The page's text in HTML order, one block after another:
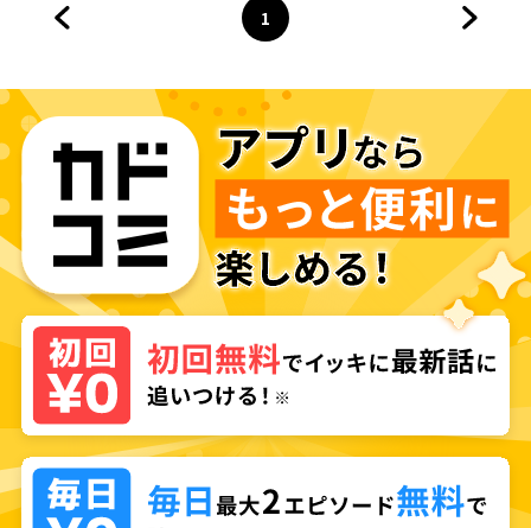
ページ
1
へ